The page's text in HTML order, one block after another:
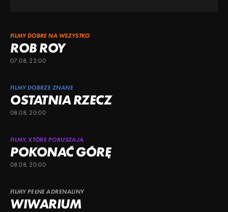
FILMY DOBRE NA WSZYSTKO
ROB ROY
07.08, 22:00
FILMY DOBRZE ZNANE
OSTATNIA RZECZ
08.08, 20:00
FILMY, KTÓRE PORUSZAJĄ
POKONAĆ GÓRĘ
08.08, 20:00
FILMY PEŁNE ADRENALINY
WIWARIUM